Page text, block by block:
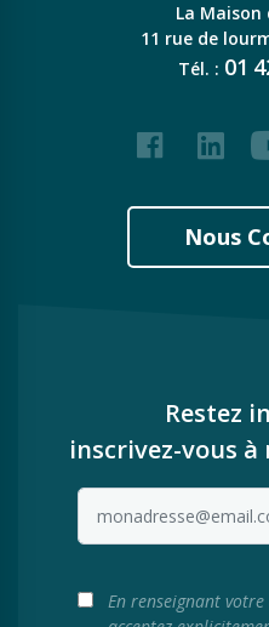
La Maison
11 rue de
Tél. : 01
FacebookLinkedIn
Nous
Restez
inscrivez-vous
En renseignant